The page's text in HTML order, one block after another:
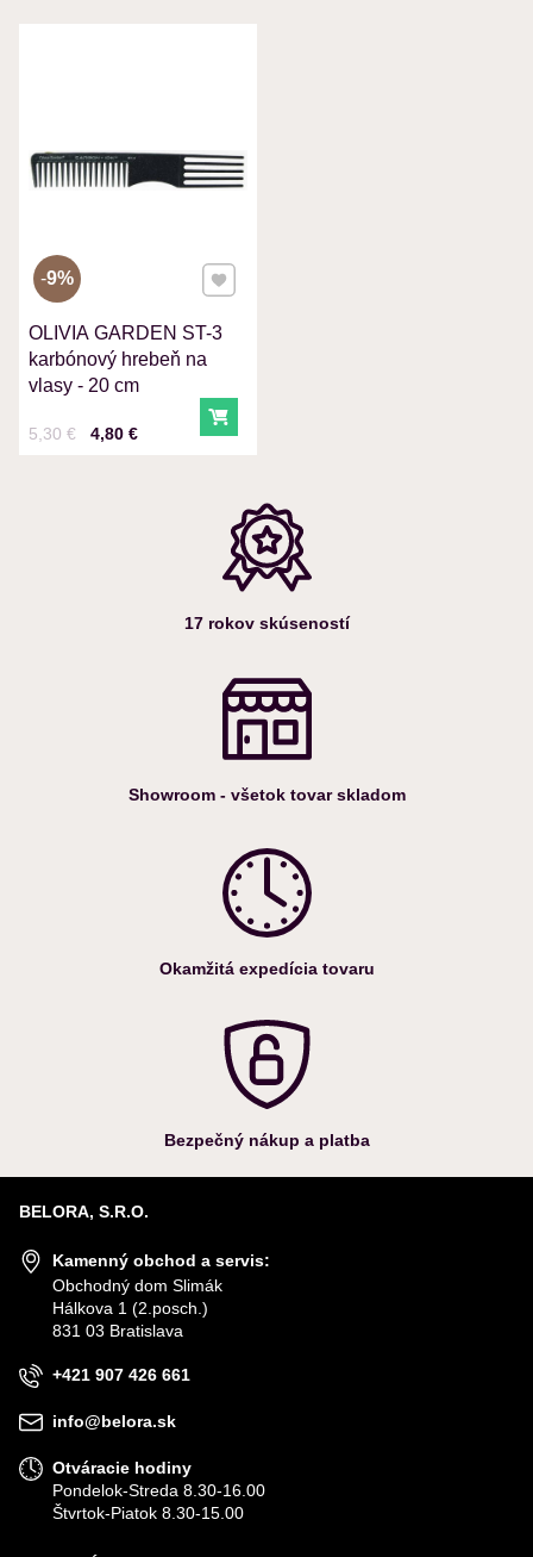
VAŠA OTÁZKA K PRODUKTU
Odoslať
OLIVIA GARDEN ST-3
karbónový hrebeň na
vlasy - 20 cm
Cena s DPH
4,80 €
Pred zľavou:
5,30 € Do košíka
9% Pridať k Obľúbeným
17 rokov skúseností
Showroom - všetok tovar skladom
Okamžitá expedícia tovaru
Bezpečný nákup a platba
BELORA, S.R.O.
Kamenný obchod a servis:
Obchodný dom Slimák
Hálkova 1 (2.posch.)
831 03 Bratislava
+421 907 426 661
info@belora.sk
Otváracie hodiny
Pondelok-Streda 8.30-16.00
Štvrtok-Piatok 8.30-15.00